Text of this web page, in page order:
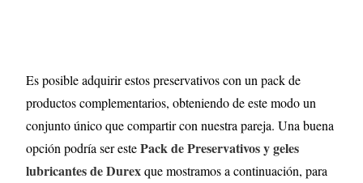
Es posible adquirir estos preservativos con un pack de
productos complementarios, obteniendo de este modo un
conjunto único que compartir con nuestra pareja. Una buena
opción podría ser estePack de Preservativos y geles
lubricantes de Durexque mostramos a continuación, para